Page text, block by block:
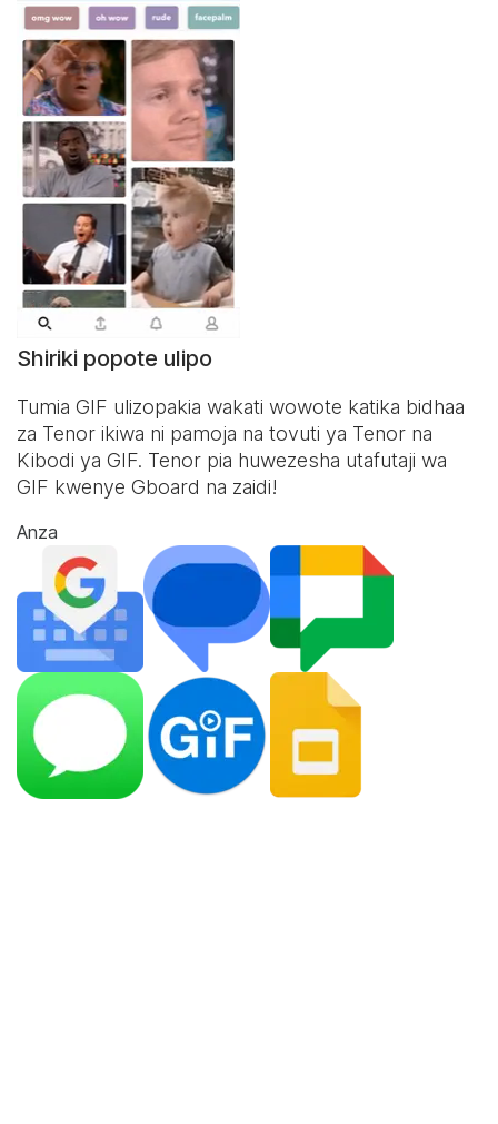
Shiriki popote ulipo
Tumia GIF ulizopakia wakati wowote katika bidhaa
za Tenor ikiwa ni pamoja na tovuti ya Tenor na
Kibodi ya GIF. Tenor pia huwezesha utafutaji wa
GIF kwenye Gboard na zaidi!
Anza